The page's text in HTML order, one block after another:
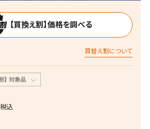
【買換え割】価格を調べる
買替え割について
税込